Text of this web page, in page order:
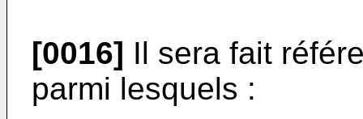
[0016] Il sera fait
parmi lesquels :